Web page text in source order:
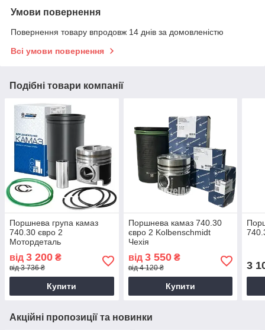
Умови повернення
Повернення товару впродовж 14 днів за домовленістю
Всі умови повернення
Подібні товари компанії
Поршнева група камаз
740.30 євро 2
Мотордеталь
від 3 200 ₴
від 3 736 ₴
Купити
Поршнева камаз 740.30
євро 2 Kolbenschmidt
Чехія
від 3 550₴
від 4 120 ₴
Купити
3
Акційні пропозиції та новинки